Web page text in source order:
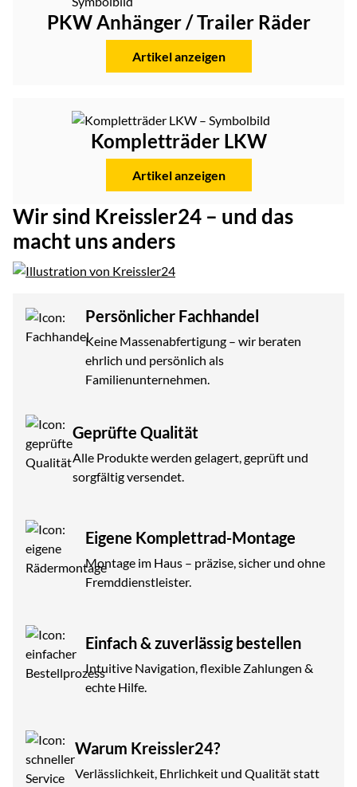
PKW Anhänger / Trailer Räder
Artikel anzeigen
Kompletträder LKW
Artikel anzeigen
Wir sind Kreissler24 – und das
macht uns anders
Persönlicher Fachhandel
Keine Massenabfertigung – wir beraten
ehrlich und persönlich als
Familienunternehmen.
Geprüfte Qualität
Alle Produkte werden gelagert, geprüft und
sorgfältig versendet.
Eigene Komplettrad-Montage
Montage im Haus – präzise, sicher und ohne
Fremddienstleister.
Einfach & zuverlässig bestellen
Intuitive Navigation, flexible Zahlungen &
echte Hilfe.
Warum Kreissler24?
Verlässlichkeit, Ehrlichkeit und Qualität statt